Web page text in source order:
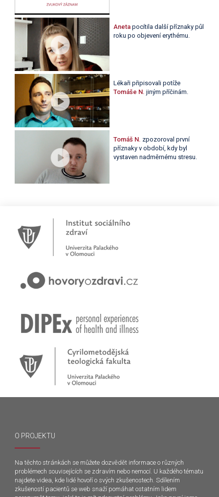
Aneta pocítila další příznaky půl
roku po objevení erythému.
Lékaři připisovali potíže
Tomáše N. jiným příčinám.
Tomáš N. zpozoroval první
příznaky v období, kdy byl
vystaven nadměrnému stresu.
O PROJEKTU
Na těchto stránkách se můžete dozvědět informace o různých
problémech souvisejících se zdravím nebo nemocí. U každého tématu
najdete videa, kde lidé hovoří o svých zkušenostech. Sdílením
zkušeností pacientů se web snaží pomáhat ostatním lidem